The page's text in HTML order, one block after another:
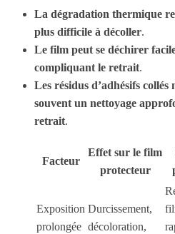
La dégradation thermique
plus difficile à décoller.
Le film peut se déchirer
compliquant le retrait.
Les résidus d’adhésifs collés
souvent un nettoyage
retrait.
Facteur
Effet sur le film
protecteur
Exposition
prolongée
Durcissement,
décoloration,